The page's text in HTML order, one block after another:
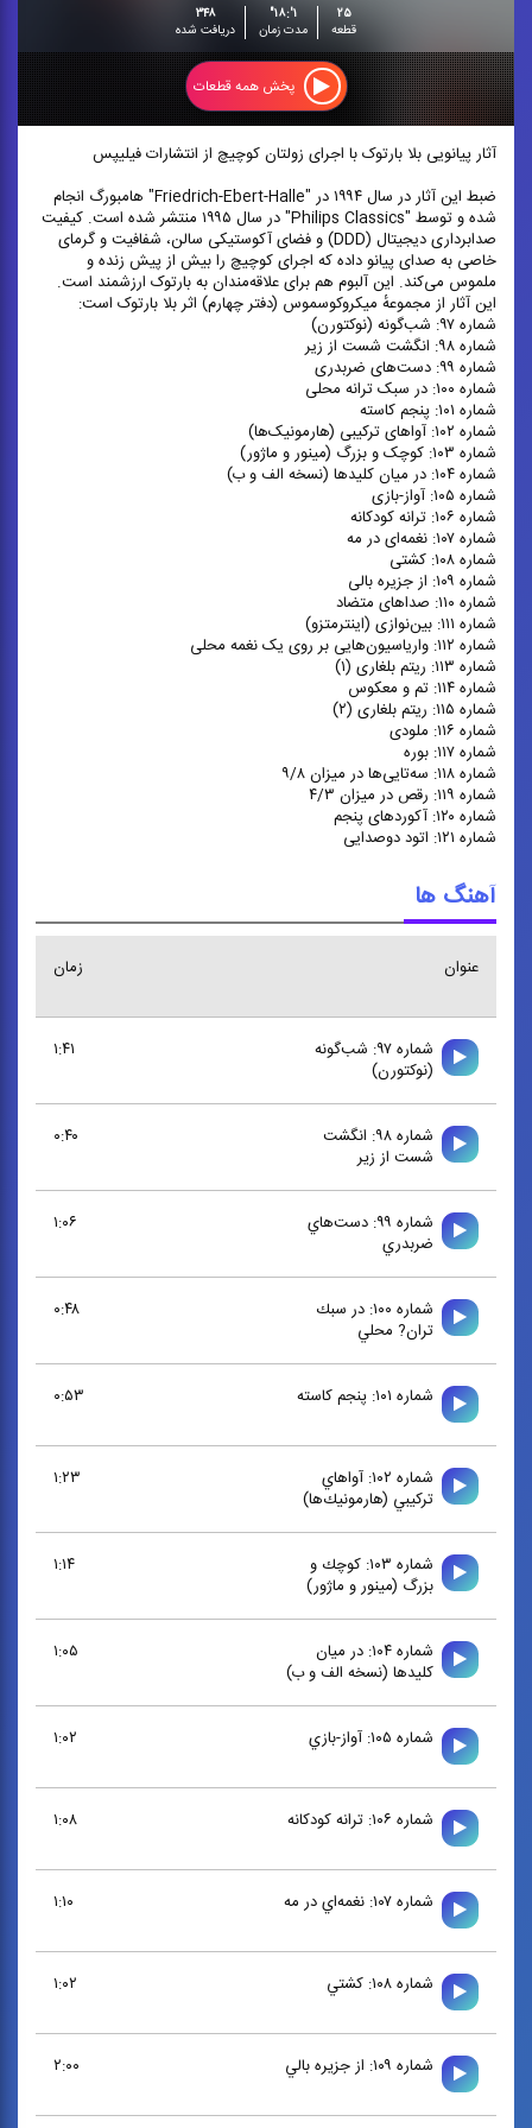
۲۵
قطعه
۱':۱۸"
مدت زمان
۳۴۸
دریافت شده
پخش همه قطعات
آثار پیانویی بلا بارتوک با اجرای زولتان کوچیچ از انتشارات فیلیپس
ضبط این آثار در سال ۱۹۹۴ در "Friedrich-Ebert-Halle" هامبورگ انجام
شده و توسط "Philips Classics" در سال ۱۹۹۵ منتشر شده است. کیفیت
صدابرداری دیجیتال (DDD) و فضای آکوستیکی سالن، شفافیت و گرمای
خاصی به صدای پیانو داده که اجرای کوچیچ را بیش از پیش زنده و
ملموس می‌کند. این آلبوم هم برای علاقه‌مندان به بارتوک ارزشمند است.
این آثار از مجموعهٔ میکروکوسموس (دفتر چهارم) اثر بلا بارتوک است:
شماره ۹۷: شب‌گونه (نوکتورن)
شماره ۹۸: انگشت شست از زیر
شماره ۹۹: دست‌های ضربدری
شماره ۱۰۰: در سبک ترانه محلی
شماره ۱۰۱: پنجم کاسته
شماره ۱۰۲: آواهای ترکیبی (هارمونیک‌ها)
شماره ۱۰۳: کوچک و بزرگ (مینور و ماژور)
شماره ۱۰۴: در میان کلیدها (نسخه الف و ب)
شماره ۱۰۵: آواز-بازی
شماره ۱۰۶: ترانه کودکانه
شماره ۱۰۷: نغمه‌ای در مه
شماره ۱۰۸: کشتی
شماره ۱۰۹: از جزیره بالی
شماره ۱۱۰: صداهای متضاد
شماره ۱۱۱: بین‌نوازی (اینترمتزو)
شماره ۱۱۲: واریاسیون‌هایی بر روی یک نغمه محلی
شماره ۱۱۳: ریتم بلغاری (۱)
شماره ۱۱۴: تم و معکوس
شماره ۱۱۵: ریتم بلغاری (۲)
شماره ۱۱۶: ملودی
شماره ۱۱۷: بوره
شماره ۱۱۸: سه‌تایی‌ها در میزان ۹/۸
شماره ۱۱۹: رقص در میزان ۴/۳
شماره ۱۲۰: آکوردهای پنجم
شماره ۱۲۱: اتود دوصدایی
آهنگ ها
عنوان زمان
شماره ۹۷: شب‌گونه
(نوكتورن)
۱:۴۱
شماره ۹۸: انگشت
شست از زير
۰:۴۰
شماره ۹۹: دست‌هاي
ضربدري
۱:۰۶
شماره ۱۰۰: در سبك
تران? محلي
۰:۴۸
شماره ۱۰۱: پنجم كاسته ۰:۵۳
شماره ۱۰۲: آواهاي
تركيبي (هارمونيك‌ها)
۱:۲۳
شماره ۱۰۳: كوچك و
بزرگ (مينور و ماژور)
۱:۱۴
شماره ۱۰۴: در ميان
كليدها (نسخه الف و ب)
۱:۰۵
شماره ۱۰۵: آواز-بازي ۱:۰۲
شماره ۱۰۶: ترانه كودكانه ۱:۰۸
شماره ۱۰۷: نغمه‌اي در مه ۱:۱۰
شماره ۱۰۸: كشتي ۱:۰۲
شماره ۱۰۹: از جزيره بالي ۲:۰۰